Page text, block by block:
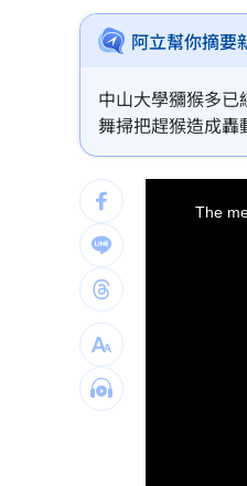
報公帳買
蓋太空AI資
新北民代
阿立幫你摘要
中山大學獼猴多
舞掃把趕猴造成轟
他老師用雨傘卻沒
The